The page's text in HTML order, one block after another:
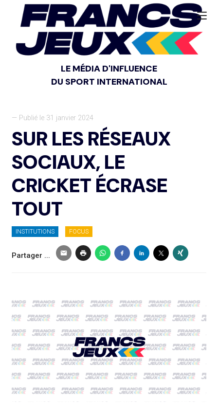
LE MÉDIA D'INFLUENCE
DU SPORT INTERNATIONAL
— Publié le 31 janvier 2024
SUR LES RÉSEAUX
SOCIAUX, LE
CRICKET ÉCRASE
TOUT
INSTITUTIONS FOCUS
Partager ...